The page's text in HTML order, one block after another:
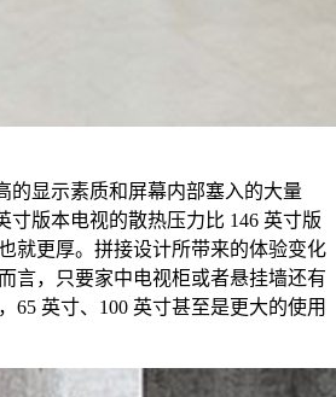
的显示素质和屏幕内部塞入的大量
寸版本电视的散热压力比 146 英寸版
就更厚。拼接设计所带来的体验变化
言，只要家中电视柜或者悬挂墙还有
65 英寸、100 英寸甚至是更大的使用